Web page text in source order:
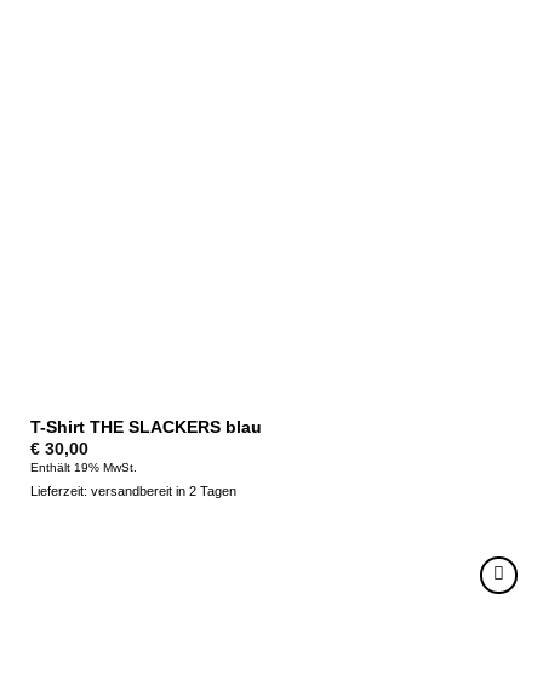
T-Shirt THE SLACKERS blau
€30,00
Enthält 19% MwSt.
Lieferzeit: versandbereit in 2 Tagen